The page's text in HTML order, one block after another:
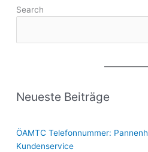
Search
Neueste Beiträge
ÖAMTC Telefonnummer:
Kundenservice